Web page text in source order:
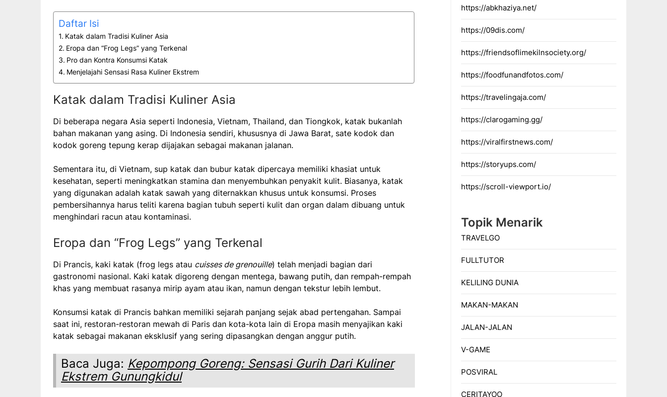
Daftar Isi
Katak dalam Tradisi Kuliner Asia
Eropa dan “Frog Legs” yang Terkenal
Pro dan Kontra Konsumsi Katak
Menjelajahi Sensasi Rasa Kuliner Ekstrem
Katak dalam Tradisi Kuliner Asia
Di beberapa negara Asia seperti Indonesia, Vietnam, Thailand, dan Tiongkok, katak bukanlah
bahan makanan yang asing. Di Indonesia sendiri, khususnya di Jawa Barat, sate kodok dan
kodok goreng tepung kerap dijajakan sebagai makanan jalanan.
Sementara itu, di Vietnam, sup katak dan bubur katak dipercaya memiliki khasiat untuk
kesehatan, seperti meningkatkan stamina dan menyembuhkan penyakit kulit. Biasanya, katak
yang digunakan adalah katak sawah yang diternakkan khusus untuk konsumsi. Proses
pembersihannya harus teliti karena bagian tubuh seperti kulit dan organ dalam dibuang untuk
menghindari racun atau kontaminasi.
Eropa dan “Frog Legs” yang Terkenal
Di Prancis, kaki katak (frog legs atau cuisses de grenouille) telah menjadi bagian dari
gastronomi nasional. Kaki katak digoreng dengan mentega, bawang putih, dan rempah-rempah
khas yang membuat rasanya mirip ayam atau ikan, namun dengan tekstur lebih lembut.
Konsumsi katak di Prancis bahkan memiliki sejarah panjang sejak abad pertengahan. Sampai
saat ini, restoran-restoran mewah di Paris dan kota-kota lain di Eropa masih menyajikan kaki
katak sebagai makanan eksklusif yang sering dipasangkan dengan anggur putih.
Baca Juga: Kepompong Goreng: Sensasi Gurih Dari Kuliner
Ekstrem Gunungkidul
https://abkhaziya.net/
https://09dis.com/
https://friendsoflimekilnsociety.org/
https://foodfunandfotos.com/
https://travelingaja.com/
https://clarogaming.gg/
https://viralfirstnews.com/
https://storyups.com/
https://scroll-viewport.io/
Topik Menarik
TRAVELGO
FULLTUTOR
KELILING DUNIA
MAKAN-MAKAN
JALAN-JALAN
V-GAME
POSVIRAL
CERITAYOO